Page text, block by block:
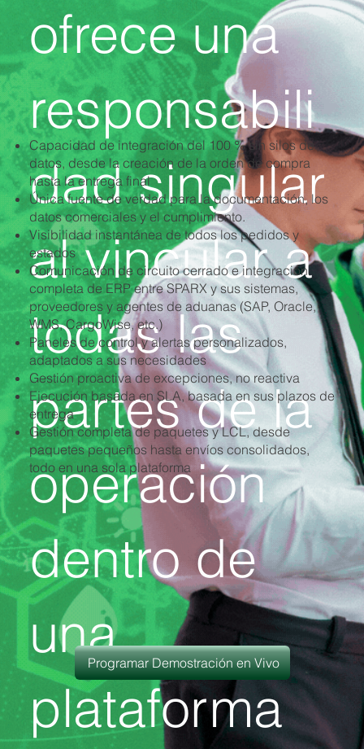
ofrece una
responsabili
dad singular
al vincular a
todas las
partes de la
operación
dentro de
una
plataforma
Capacidad de integración del 100 % sin silos de
datos, desde la creación de la orden de compra
hasta la entrega final
Única fuente de verdad para la documentación, los
datos comerciales y el cumplimiento.
Visibilidad instantánea de todos los pedidos y
estados
Comunicación de circuito cerrado e integración
completa de ERP entre SPARX y sus sistemas,
proveedores y agentes de aduanas (SAP, Oracle,
WMS, CargoWise, etc.)
Paneles de control y alertas personalizados,
adaptados a sus necesidades
Gestión proactiva de excepciones, no reactiva
Ejecución basada en SLA, basada en sus plazos de
entrega
Gestión completa de paquetes y LCL, desde
paquetes pequeños hasta envíos consolidados,
todo en una sola plataforma
Programar Demostración en Vivo